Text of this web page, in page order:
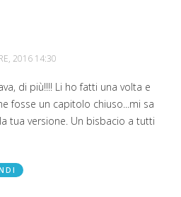
2016 14:30
di più!!!! Li ho fatti una volta e
fosse un capitolo chiuso...mi sa
tua versione. Un bisbacio a tutti